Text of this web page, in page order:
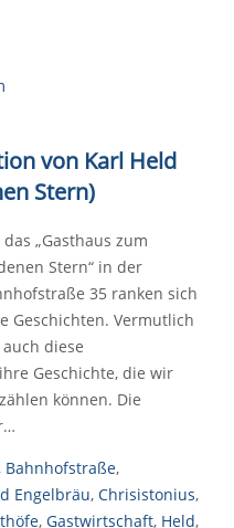
von Karl Held
Stern)
das „Gasthaus zum
Stern“ in der
35 ranken sich
Geschichten. Vermutlich
diese
Geschichte, die wir
können. Die
Bahnhofstraße,
Engelbräu, Chrisistonius,
, Gastwirtschaft, Held,